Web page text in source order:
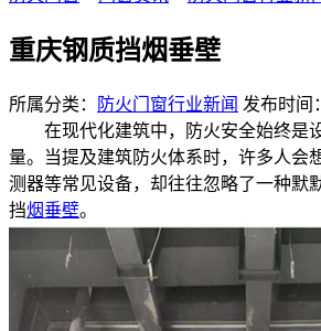
重庆钢质挡烟垂壁
所属分类： 防火门窗行业新闻 发布时间
在现代化建筑中，防火安全始终是
量。当提及建筑防火体系时，许多人会
测器等常见设备，却往往忽略了一种
挡烟垂壁。